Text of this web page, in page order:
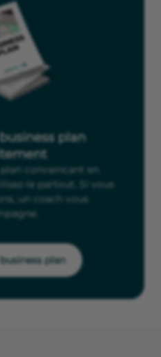
plan
plan convaincant en
le partout. Si vous
un coach vous
plan